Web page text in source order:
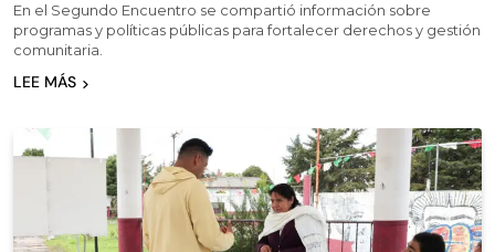
En el Segundo Encuentro se compartió información sobre
programas y políticas públicas para fortalecer derechos y gestión
comunitaria.
LEE MÁS